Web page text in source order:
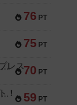
76 PT
75 PT
70 PT
トランスオリエント・エクスプレス
59 PT
アンブッシュ！：ムーブアウト！